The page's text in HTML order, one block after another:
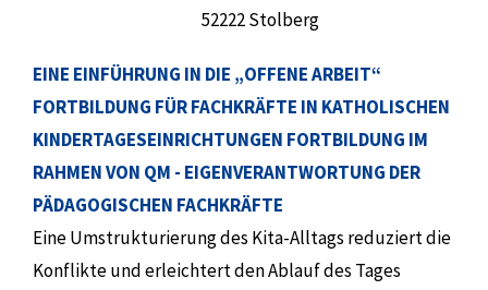
52222 Stolberg
EINE EINFÜHRUNG IN DIE „OFFENE ARBEIT“
FORTBILDUNG FÜR FACHKRÄFTE IN KATHOLISCHEN
KINDERTAGESEINRICHTUNGEN FORTBILDUNG IM
RAHMEN VON QM - EIGENVERANTWORTUNG DER
PÄDAGOGISCHEN FACHKRÄFTE
Eine Umstrukturierung des Kita-Alltags reduziert die
Konflikte und erleichtert den Ablauf des Tages